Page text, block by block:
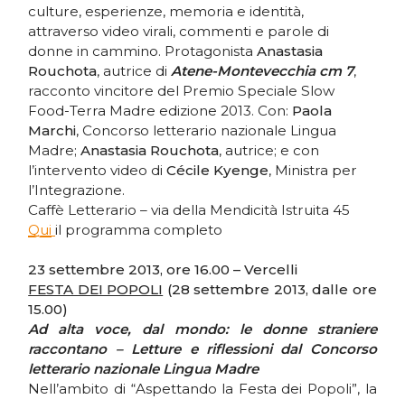
culture, esperienze, memoria e identità,
attraverso video virali, commenti e parole di
donne in cammino. ProtagonistaAnastasia
Rouchota, autrice di Atene-Montevecchia cm 7,
racconto vincitore del Premio Speciale Slow
Food-Terra Madre edizione 2013. Con: Paola
Marchi, Concorso letterario nazionale Lingua
Madre;Anastasia Rouchota, autrice; e con
l’intervento video diCécile Kyenge, Ministra per
l’Integrazione.
Caffè Letterario – via della Mendicità Istruita 45
Qui il programma completo
23 settembre 2013, ore 16.00 – Vercelli
FESTA DEI POPOLI (28 settembre 2013, dalle ore
15.00)
Ad alta voce, dal mondo: le donne straniere
raccontano – Letture e riflessioni dal Concorso
letterario nazionale Lingua Madre
Nell’ambito di “Aspettando la Festa dei Popoli”, la